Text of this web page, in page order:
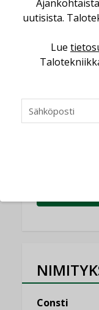
Yli
KOLUMNI
Miten
KOLUMNI
Vesi- ja
Consti
uutisista.
Lue